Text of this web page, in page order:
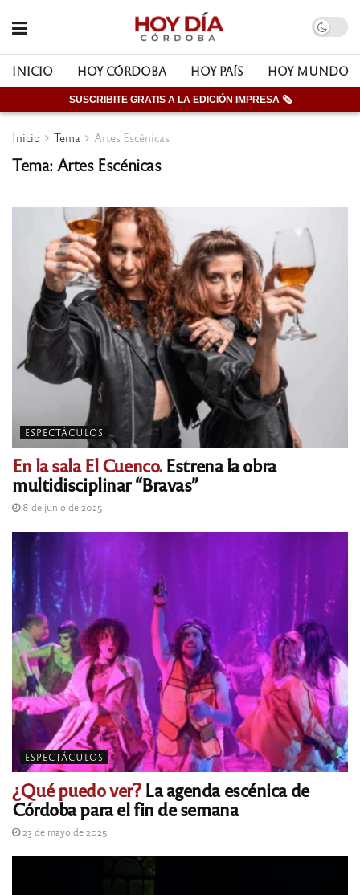
INICIO HOY CÓRDOBA HOY PAÍS HOY MUNDO
SUSCRIBITE GRATIS A LA EDICIÓN IMPRESA 🗞
Inicio Tema Artes Escénicas
Tema: Artes Escénicas
ESPECTÁCULOS
En la sala El Cuenco.Estrena la obra
multidisciplinar “Bravas”
8 de junio de 2025
ESPECTÁCULOS
¿Qué puedo ver?La agenda escénica de
Córdoba para el fin de semana
23 de mayo de 2025